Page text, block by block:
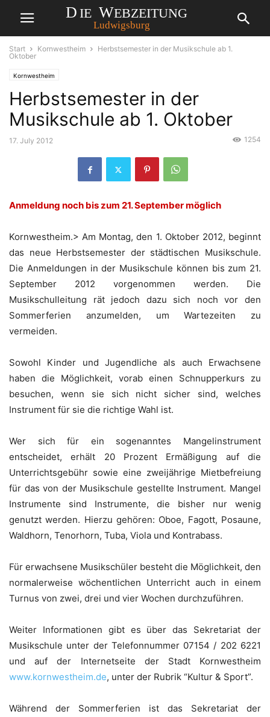
Start Kornwestheim
Herbstsemester in der Musikschule ab 1.
Oktober
Kornwestheim
Herbstsemester in der
Musikschule ab 1. Oktober
17. July 2012 1254
Anmeldung noch bis zum 21. September möglich
Kornwestheim.> Am Montag, den 1. Oktober 2012, beginnt
das neue Herbstsemester der städtischen Musikschule.
Die Anmeldungen in der Musikschule können bis zum 21.
September 2012 vorgenommen werden. Die
Musikschulleitung rät jedoch dazu sich noch vor den
Sommerferien anzumelden, um Wartezeiten zu
vermeiden.
Sowohl Kinder und Jugendliche als auch Erwachsene
haben die Möglichkeit, vorab einen Schnupperkurs zu
besuchen, wenn sie sich nicht sicher sind, welches
Instrument für sie die richtige Wahl ist.
Wer sich für ein sogenanntes Mangelinstrument
entscheidet, erhält 20 Prozent Ermäßigung auf die
Unterrichtsgebühr sowie eine zweijährige Mietbefreiung
für das von der Musikschule gestellte Instrument. Mangel
Instrumente sind Instrumente, die bisher nur wenig
genutzt werden. Hierzu gehören: Oboe, Fagott, Posaune,
Waldhorn, Tenorhorn, Tuba, Viola und Kontrabass.
Für erwachsene Musikschüler besteht die Möglichkeit, den
normalerweise wöchentlichen Unterricht auch in einem
Turnus von zwei, drei und vier Wochen durchzuführen.
Weiter Informationen gibt es über das Sekretariat der
Musikschule unter der Telefonnummer 07154 / 202 6221
und auf der Internetseite der Stadt Kornwestheim
www.kornwestheim.de, unter der Rubrik “Kultur & Sport”.
Während der Sommerferien ist das Sekretariat der